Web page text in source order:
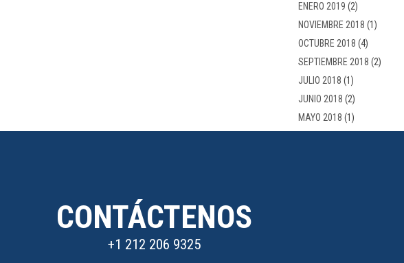
ENERO 2019 (2)
NOVIEMBRE 2018 (1)
OCTUBRE 2018 (4)
SEPTIEMBRE 2018 (2)
JULIO 2018 (1)
JUNIO 2018 (2)
MAYO 2018 (1)
CONTÁCTENOS
+1 212 206 9325